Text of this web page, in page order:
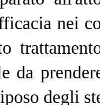
nei
da
degli